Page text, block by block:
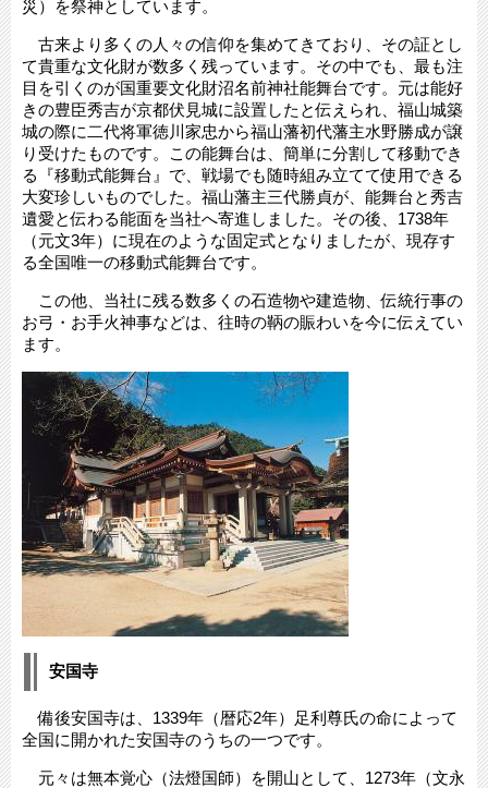
災）を祭神としています。
古来より多くの人々の信仰を集めてきており、その証とし
て貴重な文化財が数多く残っています。その中でも、最も注
目を引くのが国重要文化財沼名前神社能舞台です。元は能好
きの豊臣秀吉が京都伏見城に設置したと伝えられ、福山城築
城の際に二代将軍徳川家忠から福山藩初代藩主水野勝成が譲
り受けたものです。この能舞台は、簡単に分割して移動でき
る『移動式能舞台』で、戦場でも随時組み立てて使用できる
大変珍しいものでした。福山藩主三代勝貞が、能舞台と秀吉
遺愛と伝わる能面を当社へ寄進しました。その後、1738年
（元文3年）に現在のような固定式となりましたが、現存す
る全国唯一の移動式能舞台です。
この他、当社に残る数多くの石造物や建造物、伝統行事の
お弓・お手火神事などは、往時の鞆の賑わいを今に伝えてい
ます。
安国寺
備後安国寺は、1339年（暦応2年）足利尊氏の命によって
全国に開かれた安国寺のうちの一つです。
元々は無本覚心（法燈国師）を開山として、1273年（文永